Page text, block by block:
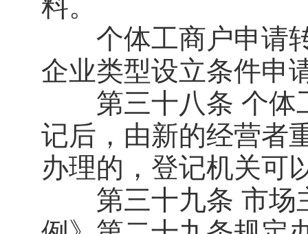
料。
个体工商户申请转
企业类型设立条件申
第三十八条 个体
记后，由新的经营者
办理的，登记机关可
第三十九条 市场